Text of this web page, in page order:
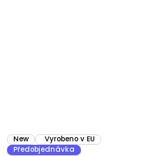
New
Vyrobeno v EU
Předobjednávka